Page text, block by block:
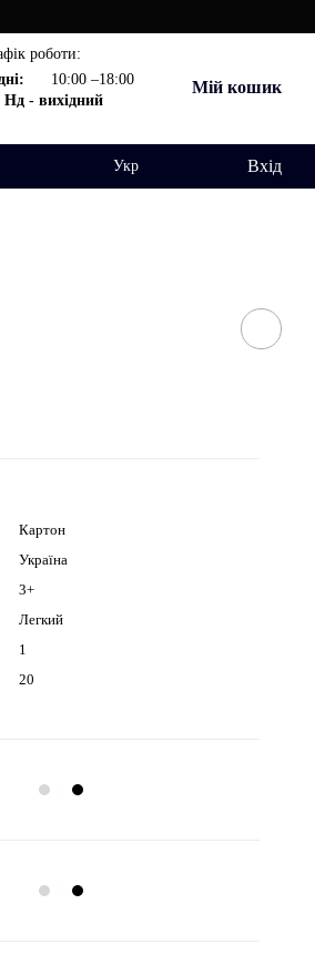
роботи:
10:00 –18:00
Нд - вихідний
Мій кошик
Укр Вхід
Картон
Україна
3+
Легкий
1
20